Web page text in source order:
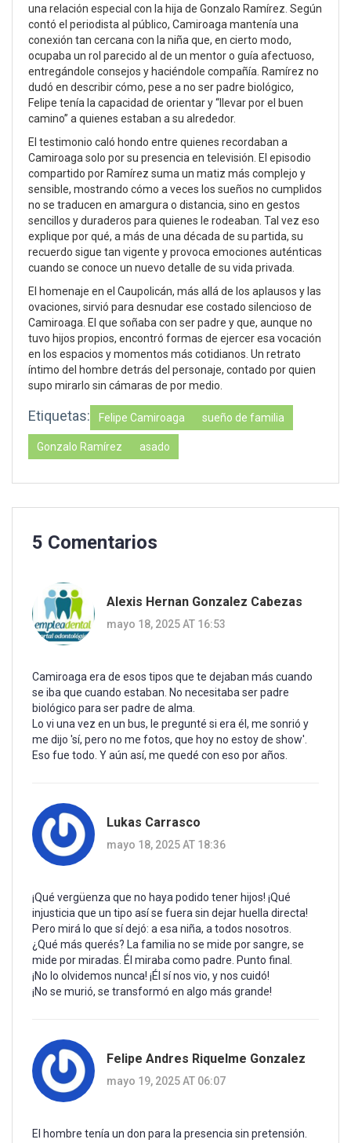
una relación especial con la hija de Gonzalo Ramírez. Según
contó el periodista al público, Camiroaga mantenía una
conexión tan cercana con la niña que, en cierto modo,
ocupaba un rol parecido al de un mentor o guía afectuoso,
entregándole consejos y haciéndole compañía. Ramírez no
dudó en describir cómo, pese a no ser padre biológico,
Felipe tenía la capacidad de orientar y “llevar por el buen
camino” a quienes estaban a su alrededor.
El testimonio caló hondo entre quienes recordaban a
Camiroaga solo por su presencia en televisión. El episodio
compartido por Ramírez suma un matiz más complejo y
sensible, mostrando cómo a veces los sueños no cumplidos
no se traducen en amargura o distancia, sino en gestos
sencillos y duraderos para quienes le rodeaban. Tal vez eso
explique por qué, a más de una década de su partida, su
recuerdo sigue tan vigente y provoca emociones auténticas
cuando se conoce un nuevo detalle de su vida privada.
El homenaje en el Caupolicán, más allá de los aplausos y las
ovaciones, sirvió para desnudar ese costado silencioso de
Camiroaga. El que soñaba con ser padre y que, aunque no
tuvo hijos propios, encontró formas de ejercer esa vocación
en los espacios y momentos más cotidianos. Un retrato
íntimo del hombre detrás del personaje, contado por quien
supo mirarlo sin cámaras de por medio.
Etiquetas: Felipe Camiroaga sueño de familia
Gonzalo Ramírez asado
5 Comentarios
Alexis Hernan Gonzalez Cabezas
mayo 18, 2025 AT 16:53
Camiroaga era de esos tipos que te dejaban más cuando
se iba que cuando estaban. No necesitaba ser padre
biológico para ser padre de alma.
Lo vi una vez en un bus, le pregunté si era él, me sonrió y
me dijo 'sí, pero no me fotos, que hoy no estoy de show'.
Eso fue todo. Y aún así, me quedé con eso por años.
Lukas Carrasco
mayo 18, 2025 AT 18:36
¡Qué vergüenza que no haya podido tener hijos! ¡Qué
injusticia que un tipo así se fuera sin dejar huella directa!
Pero mirá lo que sí dejó: a esa niña, a todos nosotros.
¿Qué más querés? La familia no se mide por sangre, se
mide por miradas. Él miraba como padre. Punto final.
¡No lo olvidemos nunca! ¡Él sí nos vio, y nos cuidó!
¡No se murió, se transformó en algo más grande!
Felipe Andres Riquelme Gonzalez
mayo 19, 2025 AT 06:07
El hombre tenía un don para la presencia sin pretensión.